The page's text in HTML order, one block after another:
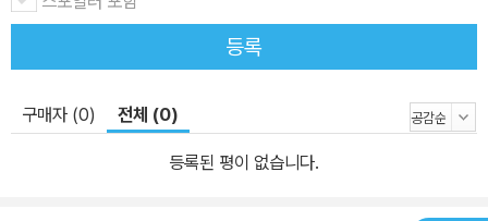
등록
구매자 (0) 전체 (0)
등록된 평이 없습니다.